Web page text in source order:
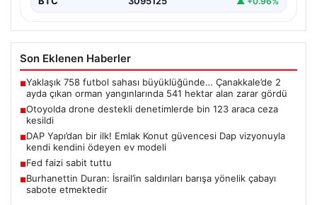
Son Eklenen Haberler
■Yaklaşık 758 futbol sahası büyüklüğünde… Çanakkale’de 2
ayda çıkan orman yangınlarında 541 hektar alan zarar gördü
■Otoyolda drone destekli denetimlerde bin 123 araca ceza
kesildi
■DAP Yapı’dan bir ilk! Emlak Konut güvencesi Dap vizyonuyla
kendi kendini ödeyen ev modeli
■Fed faizi sabit tuttu
■Burhanettin Duran: İsrail’in saldırıları barışa yönelik çabayı
sabote etmektedir